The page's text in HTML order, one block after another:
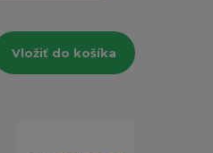
Vložiť do košíka